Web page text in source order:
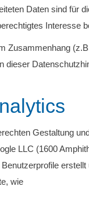
Daten sind für
Interesse
Zusammenhang
dieser
Gestaltung
LLC (1600
wie